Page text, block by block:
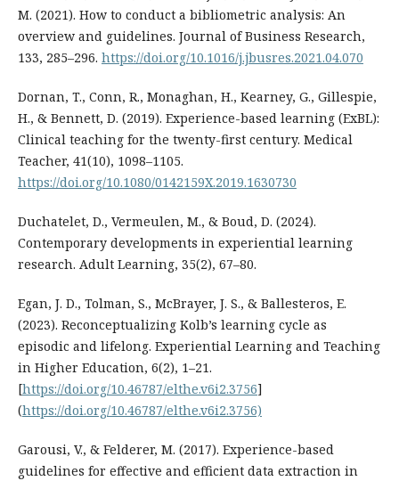
M. (2021). How to conduct a bibliometric analysis: An
overview and guidelines. Journal of Business Research,
133, 285–296. https://doi.org/10.1016/j.jbusres.2021.04.070
Dornan, T., Conn, R., Monaghan, H., Kearney, G., Gillespie,
H., & Bennett, D. (2019). Experience-based learning (ExBL):
Clinical teaching for the twenty-first century. Medical
Teacher, 41(10), 1098–1105.
https://doi.org/10.1080/0142159X.2019.1630730
Duchatelet, D., Vermeulen, M., & Boud, D. (2024).
Contemporary developments in experiential learning
research. Adult Learning, 35(2), 67–80.
Egan, J. D., Tolman, S., McBrayer, J. S., & Ballesteros, E.
(2023). Reconceptualizing Kolb’s learning cycle as
episodic and lifelong. Experiential Learning and Teaching
in Higher Education, 6(2), 1–21.
[https://doi.org/10.46787/elthe.v6i2.3756]
(https://doi.org/10.46787/elthe.v6i2.3756)
Garousi, V., & Felderer, M. (2017). Experience-based
guidelines for effective and efficient data extraction in